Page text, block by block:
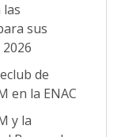
las
sus
de
en la ENAC
y la